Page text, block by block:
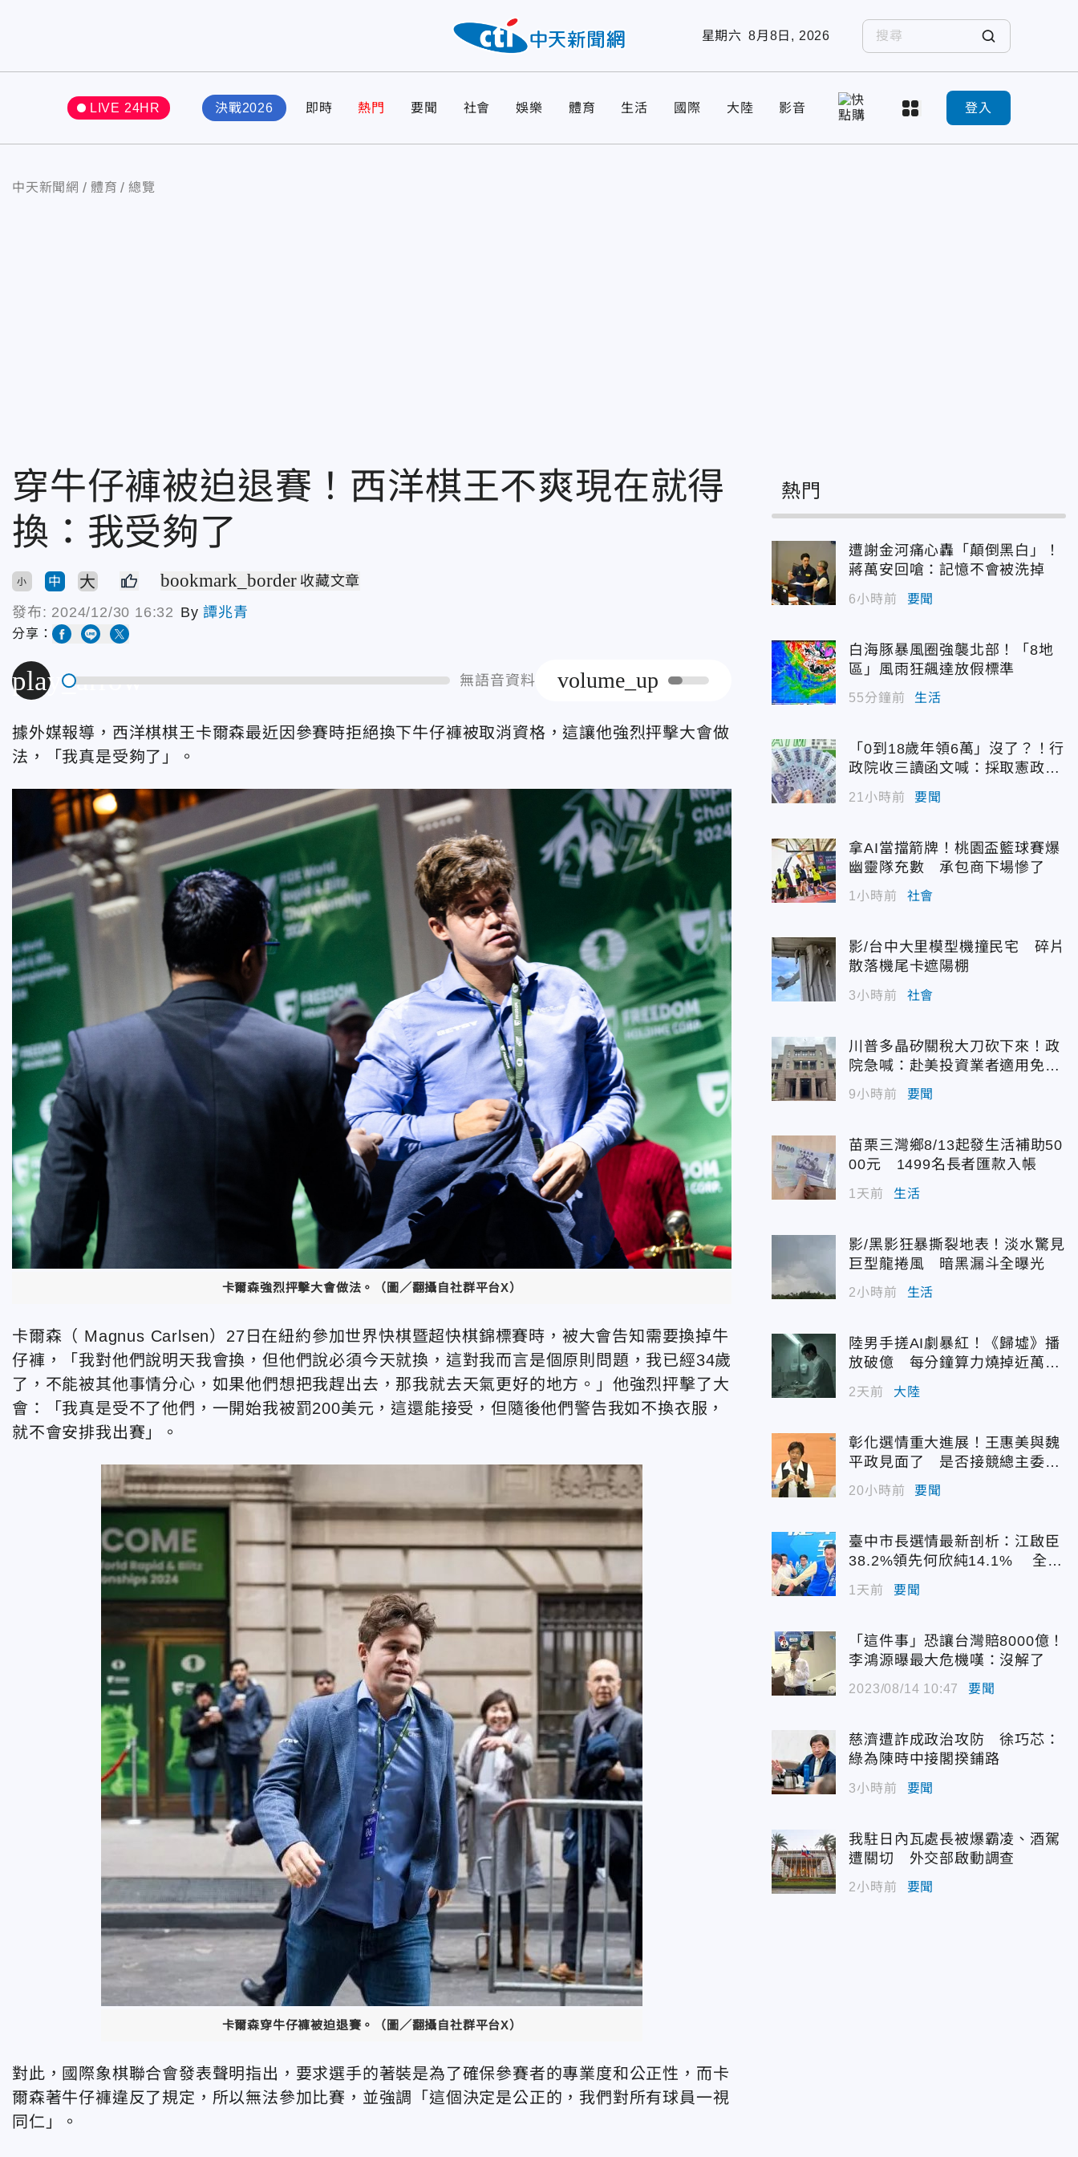
星期六 8月8日, 2026
LIVE 24HR 決戰2026 即時 熱門 要聞 社會 娛樂 體育 生活 國際 大陸 影音 登入
中天新聞網 體育 總覽
穿牛仔褲被迫退賽！西洋棋王不爽現在就得
換：我受夠了
小 中 大 bookmark_border 收藏文章
發布: 2024/12/30 16:32 By譚兆青
分享：
play_arrow 無語音資料 volume_up
據外媒報導，西洋棋棋王卡爾森最近因參賽時拒絕換下牛仔褲被取消資格，這讓他強烈抨擊大會做
法，「我真是受夠了」。
卡爾森強烈抨擊大會做法。（圖／翻攝自社群平台X）
卡爾森（ Magnus Carlsen）27日在紐約參加世界快棋暨超快棋錦標賽時，被大會告知需要換掉牛
仔褲，「我對他們說明天我會換，但他們說必須今天就換，這對我而言是個原則問題，我已經34歲
了，不能被其他事情分心，如果他們想把我趕出去，那我就去天氣更好的地方。」他強烈抨擊了大
會：「我真是受不了他們，一開始我被罰200美元，這還能接受，但隨後他們警告我如不換衣服，
就不會安排我出賽」。
卡爾森穿牛仔褲被迫退賽。（圖／翻攝自社群平台X）
對此，國際象棋聯合會發表聲明指出，要求選手的著裝是為了確保參賽者的專業度和公正性，而卡
爾森著牛仔褲違反了規定，所以無法參加比賽，並強調「這個決定是公正的，我們對所有球員一視
同仁」。
熱門
遭謝金河痛心轟「顛倒黑白」！
蔣萬安回嗆：記憶不會被洗掉
6小時前 要聞
白海豚暴風圈強襲北部！「8地
區」風雨狂飆達放假標準
55分鐘前 生活
「0到18歲年領6萬」沒了？！行
政院收三讀函文喊：採取憲政作
21小時前 要聞
拿AI當擋箭牌！桃園盃籃球賽爆
幽靈隊充數 承包商下場慘了
1小時前 社會
影/台中大里模型機撞民宅 碎片
散落機尾卡遮陽棚
3小時前 社會
川普多晶矽關稅大刀砍下來！政
院急喊：赴美投資業者適用免稅
配額
9小時前 要聞
苗栗三灣鄉8/13起發生活補助50
00元 1499名長者匯款入帳
1天前 生活
影/黑影狂暴撕裂地表！淡水驚見
巨型龍捲風 暗黑漏斗全曝光
2小時前 生活
陸男手搓AI劇暴紅！《歸墟》播
放破億 每分鐘算力燒掉近萬台
2天前 大陸
彰化選情重大進展！王惠美與魏
平政見面了 是否接競總主委態
度曝光
20小時前 要聞
臺中市長選情最新剖析：江啟臣
38.2%領先何欣純14.1% 全世
代支持度全面居首
1天前 要聞
「這件事」恐讓台灣賠8000億！
李鴻源曝最大危機嘆：沒解了
2023/08/14 10:47 要聞
慈濟遭詐成政治攻防 徐巧芯：
綠為陳時中接閣揆鋪路
3小時前 要聞
我駐日內瓦處長被爆霸凌、酒駕
遭關切 外交部啟動調查
2小時前 要聞